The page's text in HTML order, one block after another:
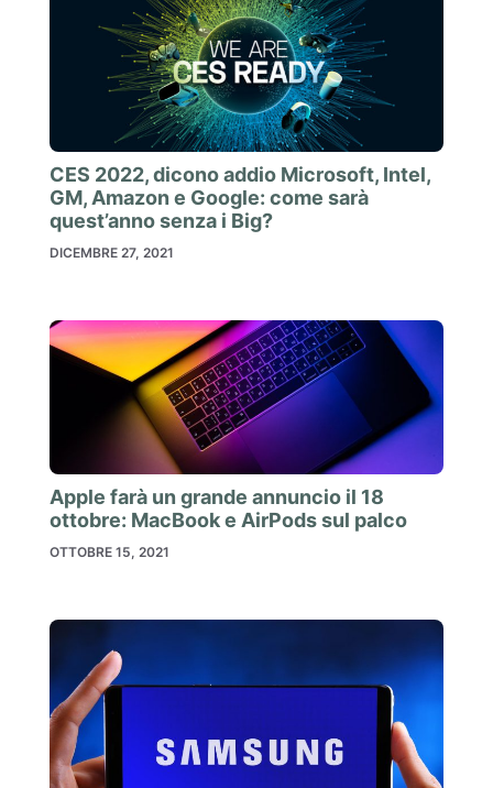
CES 2022, dicono addio Microsoft, Intel,
GM, Amazon e Google: come sarà
quest’anno senza i Big?
DICEMBRE 27, 2021
Apple farà un grande annuncio il 18
ottobre: MacBook e AirPods sul palco
OTTOBRE 15, 2021